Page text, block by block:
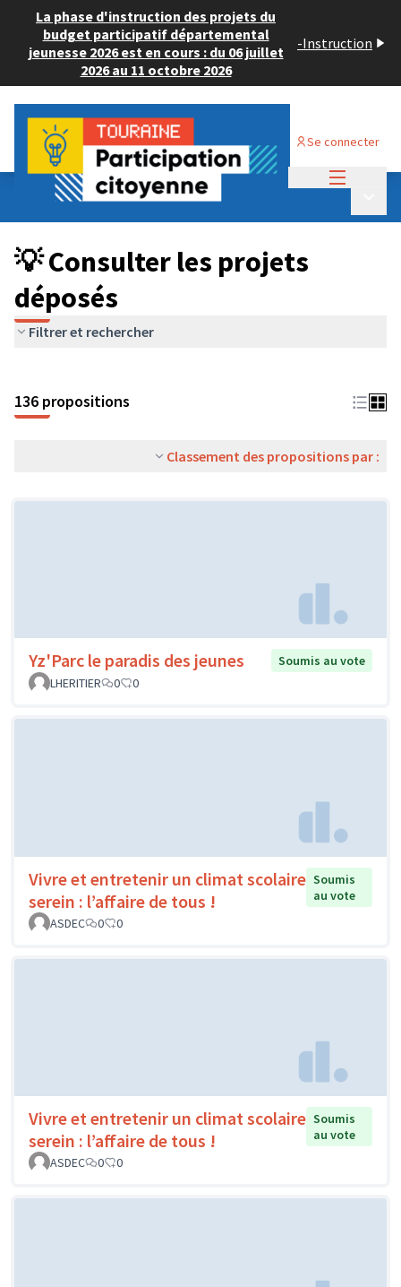
La phase d'instruction des projets du
budget participatif départemental
jeunesse 2026 est en cours : du 06 juillet
2026 au 11 octobre 2026
-Instruction
Se connecter
Budget Participatif JEUNESSE 2024
💡 Consulter les projets déposés
💡 Consulter les projets
déposés
Filtrer et rechercher
136 propositions
Classement des propositions par :
Yz'Parc le paradis des jeunes
Soumis au vote
LHERITIER
0 0
Vivre et entretenir un climat scolaire
serein : l’affaire de tous !
Soumis
au vote
ASDEC
0 0
Vivre et entretenir un climat scolaire
serein : l’affaire de tous !
Soumis
au vote
ASDEC
0 0